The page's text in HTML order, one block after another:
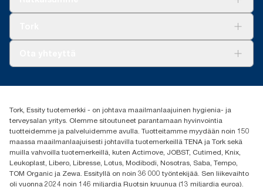
(+358) 9 5068 8222
Oy Essity Finland Ab
Revontulenkuja 1
02100 Espoo
Tork, Essity tuotemerkki - on johtava maailmanlaajuinen hygienia- ja
terveysalan yritys. Olemme sitoutuneet parantamaan hyvinvointia
tuotteidemme ja palveluidemme avulla. Tuotteitamme myydään noin 150
maassa maailmanlaajuisesti johtavilla tuotemerkeillä TENA ja Tork sekä
muilla vahvoilla tuotemerkeillä, kuten Actimove, JOBST, Cutimed, Knix,
Leukoplast, Libero, Libresse, Lotus, Modibodi, Nosotras, Saba, Tempo,
TOM Organic ja Zewa. Essityllä on noin 36 000 työntekijää. Sen liikevaihto
oli vuonna 2024 noin 146 miljardia Ruotsin kruunua (13 miljardia euroa).